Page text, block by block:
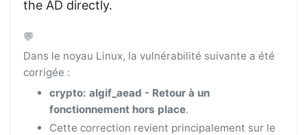
the AD directly.
💬
Dans le noyau Linux, la vulnérabilité suivante a été
corrigée :
crypto: algif_aead - Retour à un
fonctionnement hors place.
Cette correction revient principalement sur le